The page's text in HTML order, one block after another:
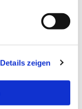
Details zeigen